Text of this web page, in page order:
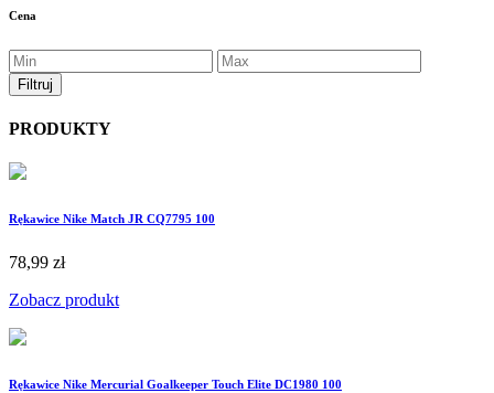
Cena
PRODUKTY
Rękawice Nike Match JR CQ7795 100
78,99 zł
Zobacz produkt
Rękawice Nike Mercurial Goalkeeper Touch Elite DC1980 100